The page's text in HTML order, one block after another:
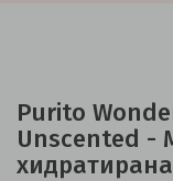
Purito
Unscented -